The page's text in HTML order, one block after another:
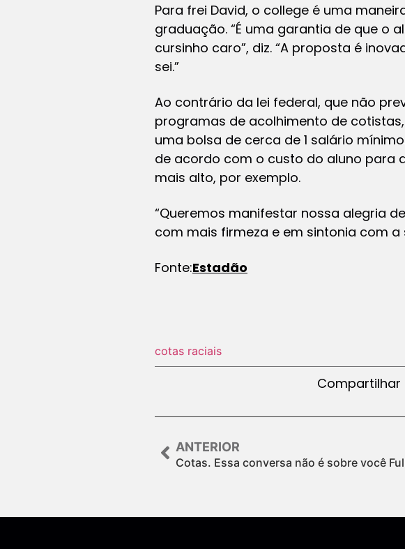
Para frei David, o college é uma
graduação. “É uma garantia de que o
cursinho caro”, diz. “A proposta é
sei.”
Ao contrário da lei federal, que não
programas de acolhimento de
uma bolsa de cerca de 1 salário
de acordo com o custo do aluno para
mais alto, por exemplo.
“Queremos manifestar nossa alegria
com mais firmeza e em sintonia com a
Fonte:Estadão
cotas raciais
Compartilhar
ANTERIOR
Cotas. Essa conversa não é sobre você